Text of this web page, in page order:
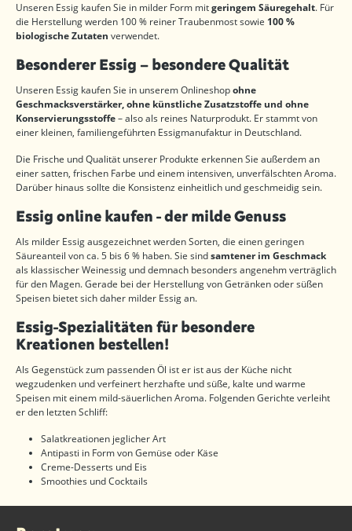
Unseren Essig kaufen Sie in milder Form mitgeringem Säuregehalt. Für
die Herstellung werden 100 % reiner Traubenmost sowie 100 %
biologische Zutaten verwendet.
Besonderer Essig – besondere Qualität
Unseren Essig kaufen Sie in unserem Onlineshopohne
Geschmacksverstärker, ohne künstliche Zusatzstoffe und ohne
Konservierungsstoffe– also als reines Naturprodukt. Er stammt von
einer kleinen, familiengeführten Essigmanufaktur in Deutschland.
Die Frische und Qualität unserer Produkte erkennen Sie außerdem an
einer satten, frischen Farbe und einem intensiven, unverfälschten Aroma.
Darüber hinaus sollte die Konsistenz einheitlich und geschmeidig sein.
Essig online kaufen - der milde Genuss
Als milder Essig ausgezeichnet werden Sorten, die einen geringen
Säureanteil von ca. 5 bis 6 % haben. Sie sindsamtener im Geschmack
als klassischer Weinessig und demnach besonders angenehm verträglich
für den Magen. Gerade bei der Herstellung von Getränken oder süßen
Speisen bietet sich daher milder Essig an.
Essig-Spezialitäten für besondere
Kreationen bestellen!
Als Gegenstück zum passenden Öl ist er ist aus der Küche nicht
wegzudenken und verfeinert herzhafte und süße, kalte und warme
Speisen mit einem mild-säuerlichen Aroma. Folgenden Gerichte verleiht
er den letzten Schliff:
Salatkreationen jeglicher Art
Antipasti in Form von Gemüse oder Käse
Creme-Desserts und Eis
Smoothies und Cocktails